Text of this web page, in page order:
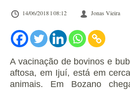
14/06/2018 l 08:12 Jonas Vieira
A vacinação de bovinos e
aftosa, em Ijuí, está em
animais. Em Bozano